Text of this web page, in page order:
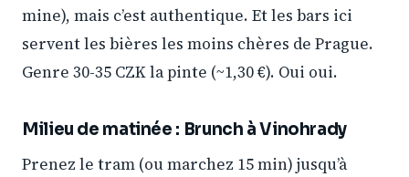
mine), mais c’est authentique. Et les bars ici
servent les bières les moins chères de Prague.
Genre 30-35 CZK la pinte (~1,30 €). Oui oui.
Milieu de matinée : Brunch à Vinohrady
Prenez le tram (ou marchez 15 min) jusqu’à